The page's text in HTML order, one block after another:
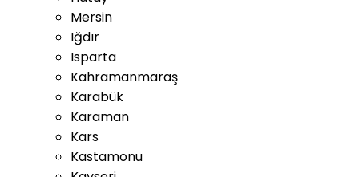
Mersin
Iğdır
Isparta
Kahramanmaraş
Karabük
Karaman
Kars
Kastamonu